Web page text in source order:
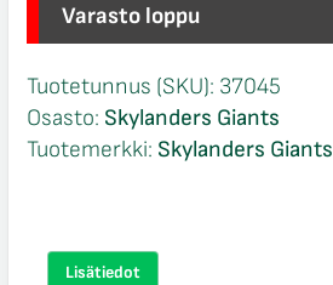
Varasto loppu
Tuotetunnus (SKU): 37045
Osasto: Skylanders Giants
Tuotemerkki: Skylanders Giants
Lisätiedot